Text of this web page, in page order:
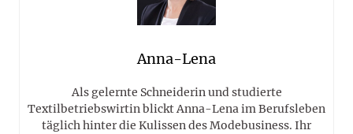
Anna-Lena
Als gelernte Schneiderin und studierte
Textilbetriebswirtin blickt Anna-Lena im Berufsleben
täglich hinter die Kulissen des Modebusiness. Ihr